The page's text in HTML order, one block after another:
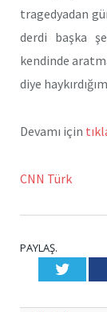
tragedyadan
derdi başka
kendinde
diye
Devamı için
CNN Türk
PAYLAŞ.